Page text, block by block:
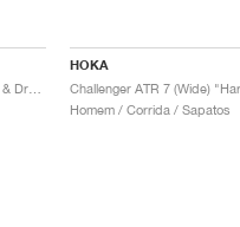
Challenger 7 "Mountain Fog & Druzy"
HOKA
Homem / Corrida / Sapatos